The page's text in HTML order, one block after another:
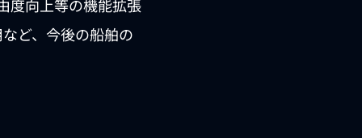
度向上等の機能拡張
ど、今後の船舶の